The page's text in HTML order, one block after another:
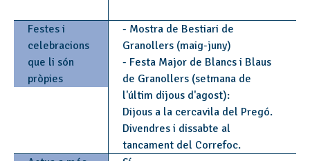
Festes i
celebracions
que li són
pròpies
- Mostra de Bestiari de
Granollers (maig-juny)
- Festa Major de Blancs i Blaus
de Granollers (setmana de
l'últim dijous d'agost):
Dijous a la cercavila del Pregó.
Divendres i dissabte al
tancament del Correfoc.